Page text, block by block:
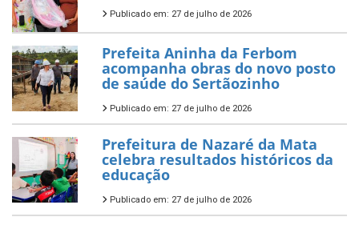
Publicado em: 27 de julho de 2026
Prefeita Aninha da Ferbom
acompanha obras do novo posto
de saúde do Sertãozinho
Publicado em: 27 de julho de 2026
Prefeitura de Nazaré da Mata
celebra resultados históricos da
educação
Publicado em: 27 de julho de 2026